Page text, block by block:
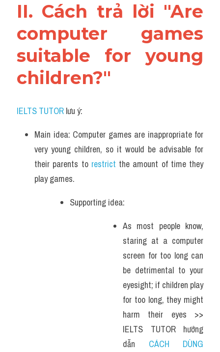
II. Cách trả lời "Are
computer games
suitable for young
children?"
IELTS TUTOR lưu ý:
Main idea: Computer games are inappropriate for
very young children, so it would be advisable for
their parents to restrict the amount of time they
play games.
Supporting idea:
As most people know,
staring at a computer
screen for too long can
be detrimental to your
eyesight; if children play
for too long, they might
harm their eyes >>
IELTS TUTOR hướng
dẫn CÁCH DÙNG